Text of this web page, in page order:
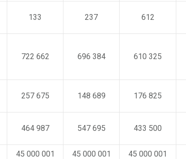
133 237 612
722 662 696 384 610 325
257 675 148 689 176 825
464 987 547 695 433 500
45 000 001 45 000 001 45 000 001